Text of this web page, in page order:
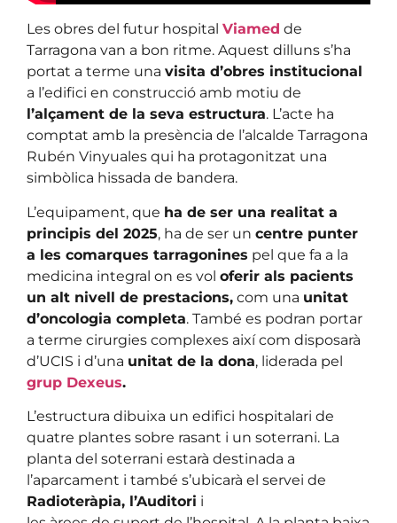
Les obres del futur hospital Viamed de
Tarragona van a bon ritme. Aquest dilluns s’ha
portat a terme una visita d’obres institucional
a l’edifici en construcció amb motiu de
l’alçament de la seva estructura. L’acte ha
comptat amb la presència de l’alcalde Tarragona
Rubén Vinyuales qui ha protagonitzat una
simbòlica hissada de bandera.
L’equipament, que ha de ser una realitat a
principis del 2025, ha de ser un centre punter
a les comarques tarragonines pel que fa a la
medicina integral on es vol oferir als pacients
un alt nivell de prestacions, com una unitat
d’oncologia completa. També es podran portar
a terme cirurgies complexes així com disposarà
d’UCIS i d’una unitat de la dona, liderada pel
grup Dexeus.
L’estructura dibuixa un edifici hospitalari de
quatre plantes sobre rasant i un soterrani. La
planta del soterrani estarà destinada a
l’aparcament i també s’ubicarà el servei de
Radioteràpia, l’Auditori i